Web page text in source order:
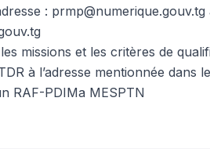
:
missions et les critères de
à l’adresse mentionnée dans
RAF-PDIMa MESPTN